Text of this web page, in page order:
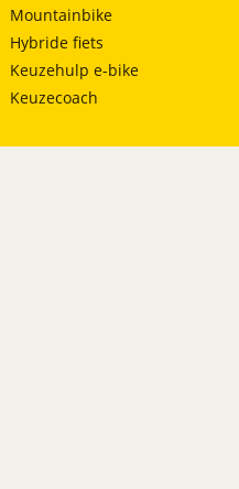
Mountainbike
Hybride fiets
Keuzehulp e-bike
Keuzecoach